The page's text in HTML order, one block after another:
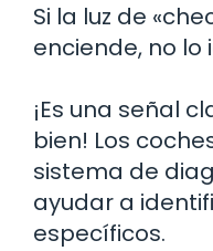
Si la luz de
enciende, no lo
¡Es una señal
bien! Los
sistema de
ayudar a
específicos.